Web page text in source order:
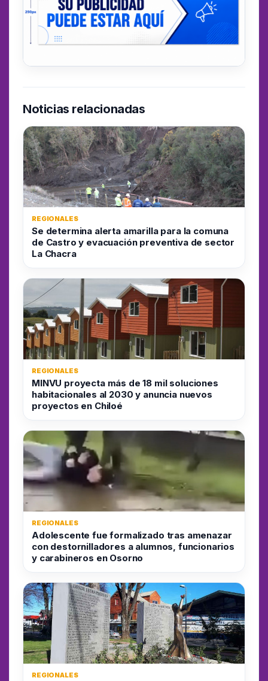
Noticias relacionadas
REGIONALES
Se determina alerta amarilla para la comuna
de Castro y evacuación preventiva de sector
La Chacra
REGIONALES
MINVU proyecta más de 18 mil soluciones
habitacionales al 2030 y anuncia nuevos
proyectos en Chiloé
REGIONALES
Adolescente fue formalizado tras amenazar
con destornilladores a alumnos, funcionarios
y carabineros en Osorno
REGIONALES